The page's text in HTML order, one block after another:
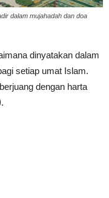
dalam mujahadah dan doa
dinyatakan dalam
setiap umat Islam.
dengan harta
.